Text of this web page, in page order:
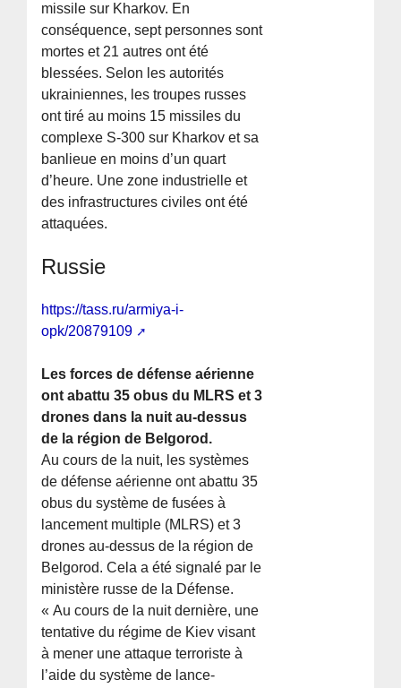
missile sur Kharkov. En
conséquence, sept personnes sont
mortes et 21 autres ont été
blessées. Selon les autorités
ukrainiennes, les troupes russes
ont tiré au moins 15 missiles du
complexe S-300 sur Kharkov et sa
banlieue en moins d’un quart
d’heure. Une zone industrielle et
des infrastructures civiles ont été
attaquées.
Russie
https://tass.ru/armiya-i-
opk/20879109
Les forces de défense aérienne
ont abattu 35 obus du MLRS et 3
drones dans la nuit au-dessus
de la région de Belgorod.
Au cours de la nuit, les systèmes
de défense aérienne ont abattu 35
obus du système de fusées à
lancement multiple (MLRS) et 3
drones au-dessus de la région de
Belgorod. Cela a été signalé par le
ministère russe de la Défense.
« Au cours de la nuit dernière, une
tentative du régime de Kiev visant
à mener une attaque terroriste à
l’aide du système de lance-